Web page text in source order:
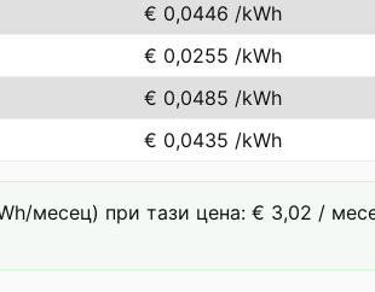
€ 0,0446 /kWh
€ 0,0255 /kWh
€ 0,0485 /kWh
€ 0,0435 /kWh
месец) при тази цена: € 3,02 /